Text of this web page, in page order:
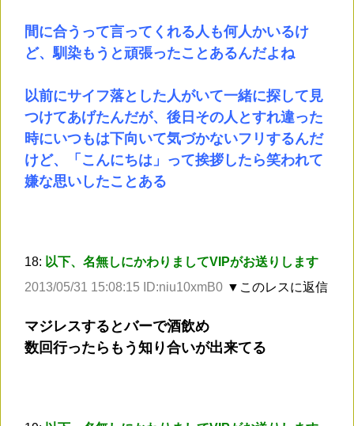
間に合うって言ってくれる人も何人かいるけ
ど、馴染もうと頑張ったことあるんだよね
以前にサイフ落とした人がいて一緒に探して見
つけてあげたんだが、後日その人とすれ違った
時にいつもは下向いて気づかないフリするんだ
けど、「こんにちは」って挨拶したら笑われて
嫌な思いしたことある
18: 以下、名無しにかわりましてVIPがお送りします
2013/05/31 15:08:15 ID:niu10xmB0 ▼このレスに返信
マジレスするとバーで酒飲め
数回行ったらもう知り合いが出来てる